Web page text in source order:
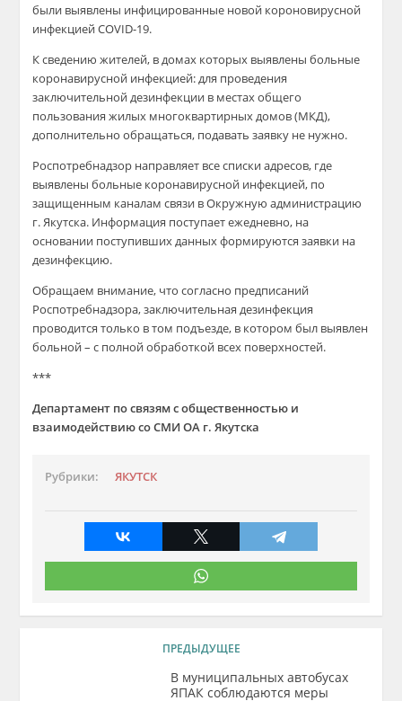
были выявлены инфицированные новой короновирусной
инфекцией COVID-19.
К сведению жителей, в домах которых выявлены больные
коронавирусной инфекцией: для проведения
заключительной дезинфекции в местах общего
пользования жилых многоквартирных домов (МКД),
дополнительно обращаться, подавать заявку не нужно.
Роспотребнадзор направляет все списки адресов, где
выявлены больные коронавирусной инфекцией, по
защищенным каналам связи в Окружную администрацию
г. Якутска. Информация поступает ежедневно, на
основании поступивших данных формируются заявки на
дезинфекцию.
Обращаем внимание, что согласно предписаний
Роспотребнадзора, заключительная дезинфекция
проводится только в том подъезде, в котором был выявлен
больной – с полной обработкой всех поверхностей.
***
Департамент по связям с общественностью и
взаимодействию со СМИ ОА г. Якутска
Рубрики: ЯКУТСК
ПРЕДЫДУЩЕЕ
В муниципальных автобусах
ЯПАК соблюдаются меры